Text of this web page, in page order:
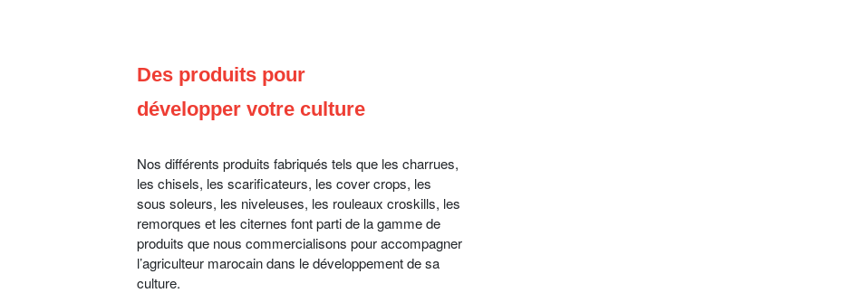
Des produits pour
développer votre culture
Nos différents produits fabriqués tels que les charrues,
les chisels, les scarificateurs, les cover crops, les
sous soleurs, les niveleuses, les rouleaux croskills, les
remorques et les citernes font parti de la gamme de
produits que nous commercialisons pour accompagner
l’agriculteur marocain dans le développement de sa
culture.